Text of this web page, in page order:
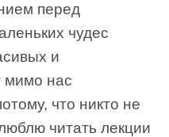
перед
чудес
и
мимо нас
что никто не
читать лекции